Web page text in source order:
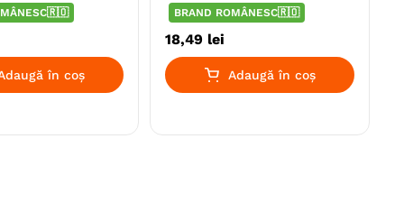
în coș
BRAND ROMÂNESC🇷🇴
18,49 lei
Adaugă în coș